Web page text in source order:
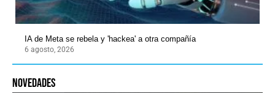
IA de Meta se rebela y 'hackea' a otra compañía
6 agosto, 2026
novedades